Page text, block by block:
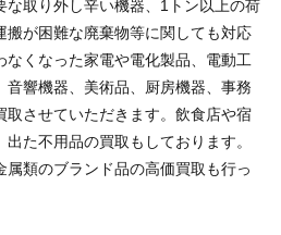
な取り外し辛い機器、1トン以上の荷
搬が困難な廃棄物等に関しても対応
なくなった家電や電化製品、電動工
響機器、美術品、厨房機器、事務
取させていただきます。飲食店や宿
た不用品の買取もしております。
属類のブランド品の高価買取も行っ